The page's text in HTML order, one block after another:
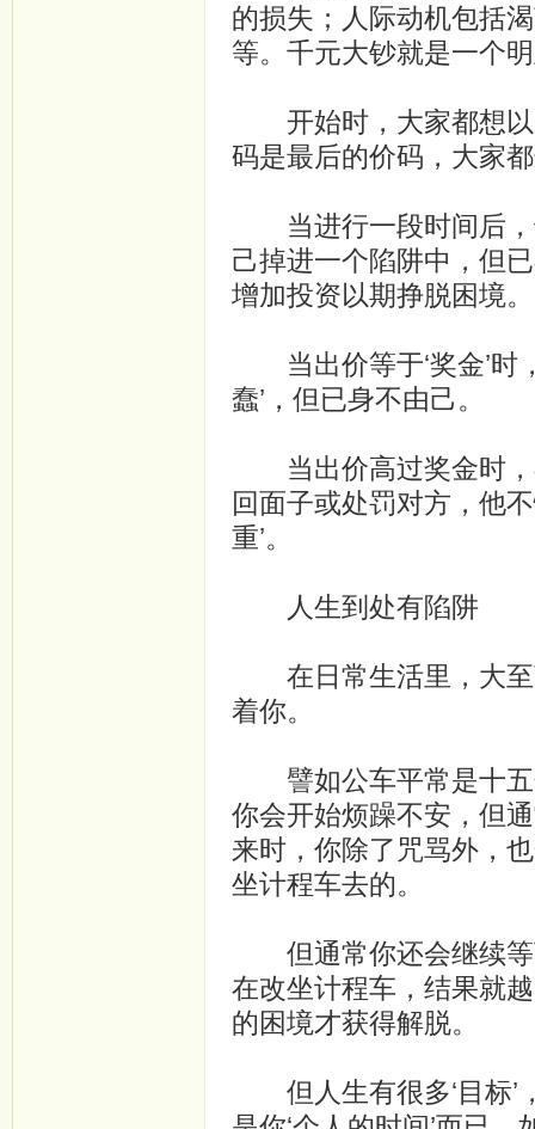
的损失；人际动机包括
等。千元大钞就是一个
开始时，大家都想以
码是最后的价码，大家
当进行一段时间后，
己掉进一个陷阱中，但
增加投资以期挣脱困境。
当出价等于‘奖金’时
蠢’，但已身不由己。
当出价高过奖金时，
回面子或处罚对方，他
重’。
人生到处有陷阱
在日常生活里，大至
着你。
譬如公车平常是十五
你会开始烦躁不安，但
来时，你除了咒骂外，
坐计程车去的。
但通常你还会继续等
在改坐计程车，结果就
的困境才获得解脱。
但人生有很多‘目标’